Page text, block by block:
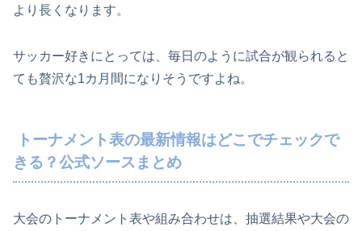
より長くなります。
サッカー好きにとっては、毎日のように試合が観られると
ても贅沢な1カ月間になりそうですよね。
トーナメント表の最新情報はどこでチェックで
きる？公式ソースまとめ
大会のトーナメント表や組み合わせは、抽選結果や大会の